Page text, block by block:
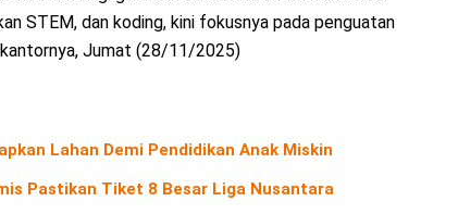
STEM, dan koding, kini fokusnya pada penguatan
Jumat (28/11/2025)
Lahan Demi Pendidikan Anak Miskin
Pastikan Tiket 8 Besar Liga Nusantara